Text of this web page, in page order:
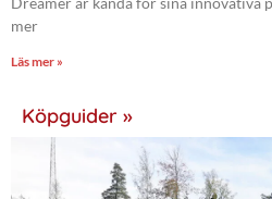
mer
Läs mer »
Köpguider »